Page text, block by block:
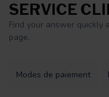
SERVICE
Find your answer quickly
page.
Modes de paiement